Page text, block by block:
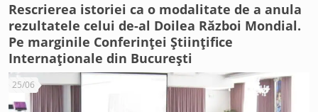
Rescrierea istoriei ca o modalitate de a anula
rezultatele celui de-al Doilea Război Mondial.
Pe marginile Conferinței Științifice
Internaționale din București
25/06